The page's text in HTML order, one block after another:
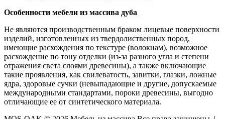
Особенности мебели из массива дуба
Не являются производственным браком лицевые поверхности
изделий, изготовленных из твердолиственных пород,
имеющие расхождения по текстуре (волокнам), возможное
расхождение по тону отделки (из-за разного угла и степени
отражения света слоями древесины), а также включающие
такие проявления, как свилеватость, завитки, глазки, ложные
ядра, здоровые сучки (невыпадающие и другие, допускаемые
международными стандартами, пороки древесины, выгодно
отличающие ее от синтетического материала.